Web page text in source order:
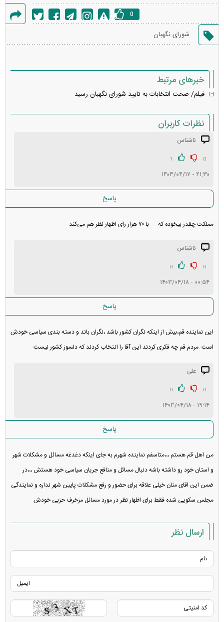
خطا
0
شورای نگهبان
خبرهای مرتبط
فیلم/ صحت انتخابات به تایید شورای نگهبان رسید
نظرات کاربران
ناشناس
0
1
۲۱:۳۰ - ۱۴۰۳/۰۴/۱۷
پاسخ
مملکت چقدر بیخوده که .... با ۷۰ هزار رای اظهار نظر هم می‌کند
ناشناس
0
0
۰۰:۵۴ - ۱۴۰۳/۰۴/۱۸
پاسخ
این نماینده قم،بیش از اینکه نگران کشور باشد ،نگران باند و دسته بندی سیاسی خودش
است .مردم قم چه فکری کردند این آقا را انتخاب کردند که دلسوز کشور نیست
علی
0
0
۱۹:۱۴ - ۱۴۰۳/۰۴/۱۸
پاسخ
من اهل قم هستم ،،،متاسفم نماینده شهرم به جای اینکه دغدغه مسائل و مشکلات شهر
و استان خود رو داشته باشه دنبال مسائل و منافع جریان سیاسی خود هستش ،،،در
ضمن این اقای منان خیلی علاقه برای حضور و رفع مشکلات پایین شهر نداره و نمایندگی
مجلس سکویی شده فقط برای اظهار نظر در مورد مسائل مزخرف حزبی خودش
ارسال نظر